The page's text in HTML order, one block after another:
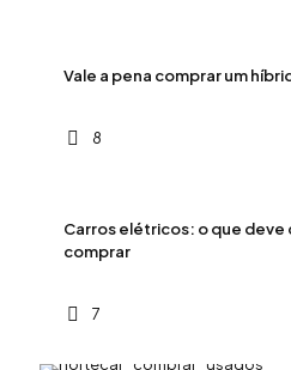
Vale a pena comprar um
8
Carros elétricos: o que deve
comprar
7